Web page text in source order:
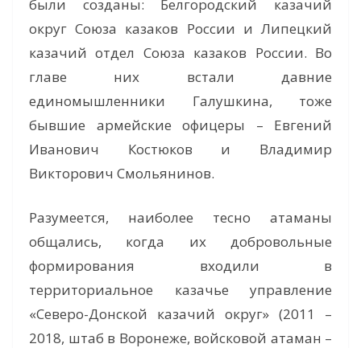
были созданы: Белгородский казачий
округ Союза казаков России и Липецкий
казачий отдел Союза казаков России. Во
главе них встали давние
единомышленники Галушкина, тоже
бывшие армейские офицеры – Евгений
Иванович Костюков и Владимир
Викторович Смольянинов.
Разумеется, наиболее тесно атаманы
общались, когда их добровольные
формирования входили в
территориальное казачье управление
«Северо-Донской казачий округ» (2011 –
2018, штаб в Воронеже, войсковой атаман –